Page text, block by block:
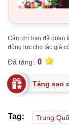
Cảm ơn bạn đã quan
động lực cho tác giả
Đã tặng: 0
Tặng sao
Tag: Trung